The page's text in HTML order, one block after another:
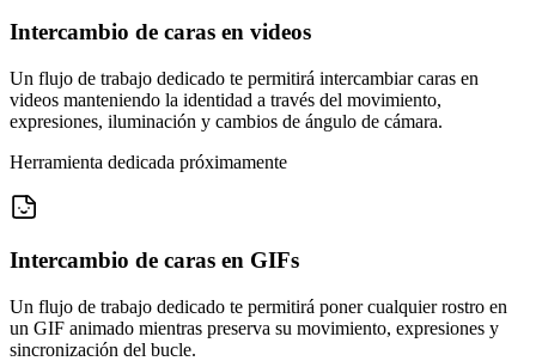
Intercambio de caras en videos
Un flujo de trabajo dedicado te permitirá intercambiar caras en
videos manteniendo la identidad a través del movimiento,
expresiones, iluminación y cambios de ángulo de cámara.
Herramienta dedicada próximamente
Intercambio de caras en GIFs
Un flujo de trabajo dedicado te permitirá poner cualquier rostro en
un GIF animado mientras preserva su movimiento, expresiones y
sincronización del bucle.